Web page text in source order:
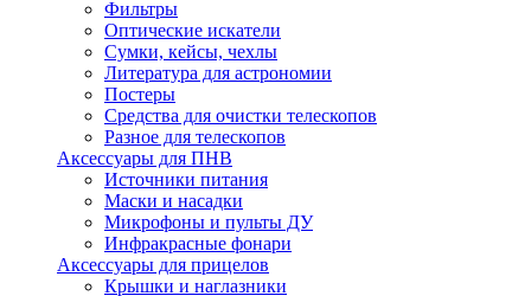
Фильтры
Оптические искатели
Сумки, кейсы, чехлы
Литература для астрономии
Постеры
Средства для очистки телескопов
Разное для телескопов
Аксессуары для ПНВ
Источники питания
Маски и насадки
Микрофоны и пульты ДУ
Инфракрасные фонари
Аксессуары для прицелов
Крышки и наглазники